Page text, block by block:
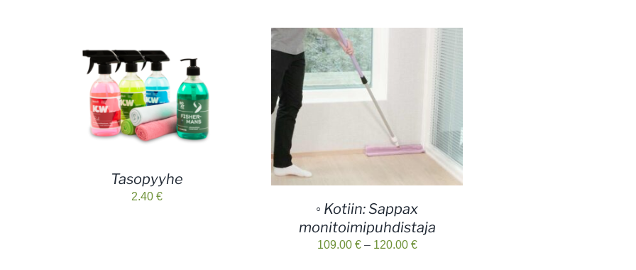
Tasopyyhe
2.40 €
◦ Kotiin: Sappax
monitoimipuhdistaja
109.00 € – 120.00 €Hintaluokka: